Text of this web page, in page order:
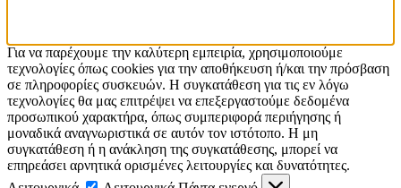
Για να παρέχουμε την καλύτερη εμπειρία, χρησιμοποιούμε
τεχνολογίες όπως cookies για την αποθήκευση ή/και την πρόσβαση
σε πληροφορίες συσκευών. Η συγκατάθεση για τις εν λόγω
τεχνολογίες θα μας επιτρέψει να επεξεργαστούμε δεδομένα
προσωπικού χαρακτήρα, όπως συμπεριφορά περιήγησης ή
μοναδικά αναγνωριστικά σε αυτόν τον ιστότοπο. Η μη
συγκατάθεση ή η ανάκληση της συγκατάθεσης, μπορεί να
επηρεάσει αρνητικά ορισμένες λειτουργίες και δυνατότητες.